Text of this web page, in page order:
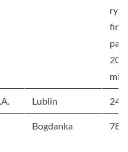
mln
Lublin
Bogdanka